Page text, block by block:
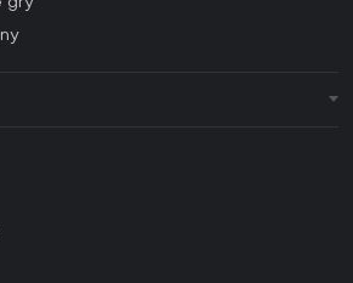
(CD Key)?
Games (CD Key)?
(CD Key)?